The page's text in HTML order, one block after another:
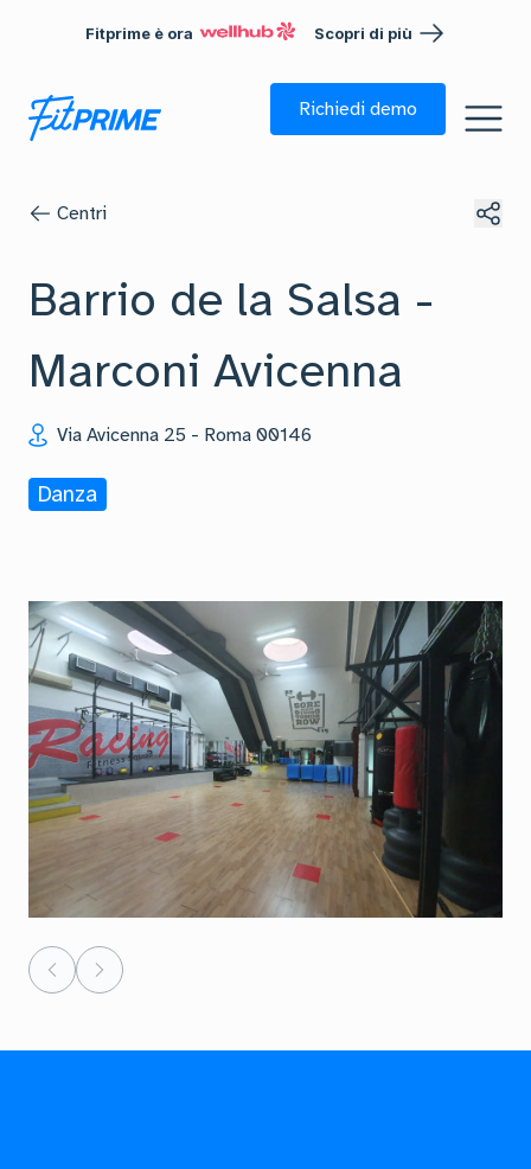
Fitprime è ora Scopri di più
Richiedi demo
Centri
Barrio de la Salsa -
Marconi Avicenna
Via Avicenna 25 - Roma 00146
Danza